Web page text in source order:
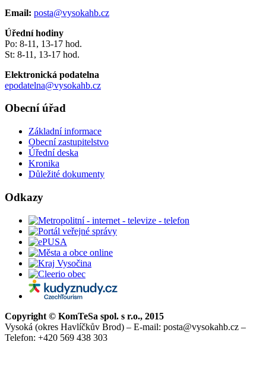
Email: posta@vysokahb.cz
Úřední hodiny
Po: 8-11, 13-17 hod.
St: 8-11, 13-17 hod.
Elektronická podatelna
epodatelna@vysokahb.cz
Obecní úřad
Základní informace
Obecní zastupitelstvo
Úřední deska
Kronika
Důležité dokumenty
Odkazy
Copyright © KomTeSa spol. s r.o., 2015
Vysoká (okres Havlíčkův Brod) – E-mail: posta@vysokahb.cz –
Telefon: +420 569 438 303